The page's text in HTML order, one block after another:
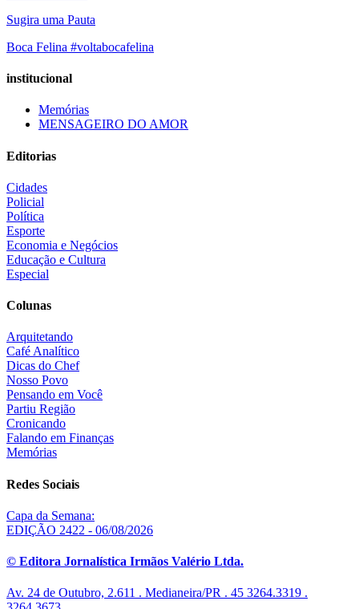
Sugira uma Pauta
Boca Felina #voltabocafelina
institucional
Memórias
MENSAGEIRO DO AMOR
Editorias
Cidades
Policial
Política
Esporte
Economia e Negócios
Educação e Cultura
Especial
Colunas
Arquitetando
Café Analítico
Dicas do Chef
Nosso Povo
Pensando em Você
Partiu Região
Cronicando
Falando em Finanças
Memórias
Redes Sociais
Capa da Semana:
EDIÇÃO 2422 - 06/08/2026
© Editora Jornalística Irmãos Valério Ltda.
Av. 24 de Outubro, 2.611 . Medianeira/PR . 45 3264.3319 .